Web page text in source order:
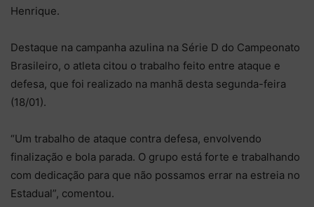
Henrique.
Destaque na campanha azulina na Série D do Campeonato
Brasileiro, o atleta citou o trabalho feito entre ataque e
defesa, que foi realizado na manhã desta segunda-feira
(18/01).
“Um trabalho de ataque contra defesa, envolvendo
finalização e bola parada. O grupo está forte e trabalhando
com dedicação para que não possamos errar na estreia no
Estadual”, comentou.